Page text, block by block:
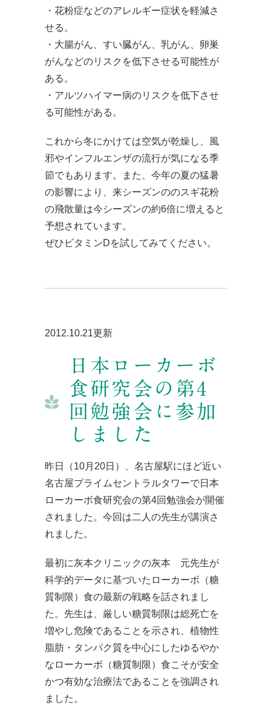
・花粉症などのアレルギー症状を軽減さ
せる。
・大腸がん、すい臓がん、乳がん、卵巣
がんなどのリスクを低下させる可能性が
ある。
・アルツハイマー病のリスクを低下させ
る可能性がある。
これから冬にかけては空気が乾燥し、風
邪やインフルエンザの流行が気になる季
節でもあります。また、今年の夏の猛暑
の影響により、来シーズンののスギ花粉
の飛散量は今シーズンの約6倍に増えると
予想されています。
ぜひビタミンDを試してみてください。
2012.10.21更新
日本ローカーボ
食研究会の第4
回勉強会に参加
しました
昨日（10月20日）、名古屋駅にほど近い
名古屋プライムセントラルタワーで日本
ローカーボ食研究会の第4回勉強会が開催
されました。今回は二人の先生が講演さ
れました。
最初に灰本クリニックの灰本 元先生が
科学的データに基づいたローカーボ（糖
質制限）食の最新の戦略を話されまし
た。先生は、厳しい糖質制限は総死亡を
増やし危険であることを示され、植物性
脂肪・タンパク質を中心にしたゆるやか
なローカーボ（糖質制限）食こそが安全
かつ有効な治療法であることを強調され
ました。